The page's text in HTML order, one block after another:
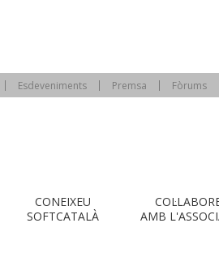
Esdeveniments Premsa Fòrums
CONEIXEU
SOFTCATALÀ
AMB